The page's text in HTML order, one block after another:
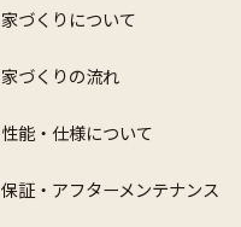
家づくりについて
家づくりの流れ
性能・仕様について
保証・アフターメンテナンス